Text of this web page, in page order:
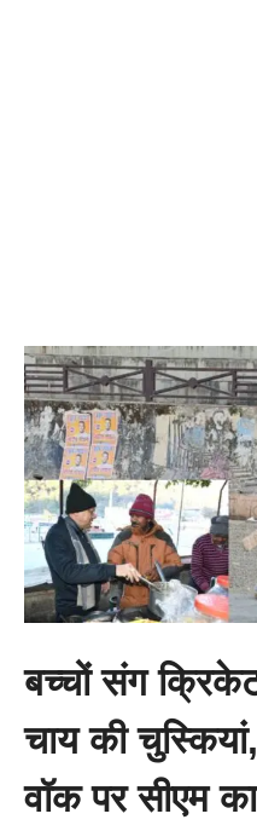
बच्चों संग
चाय की चुस्कियां,
वॉक पर सीएम